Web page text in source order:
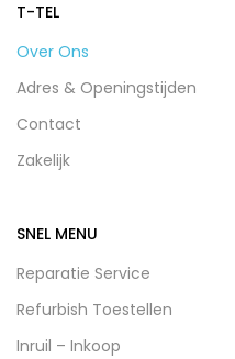
T-TEL
Over Ons
Adres & Openingstijden
Contact
Zakelijk
SNEL MENU
Reparatie Service
Refurbish Toestellen
Inruil – Inkoop